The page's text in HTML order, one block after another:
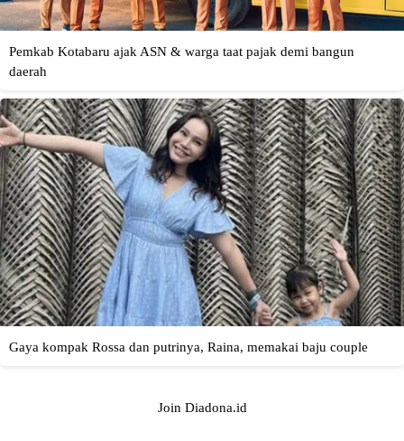
Join Diadona.id